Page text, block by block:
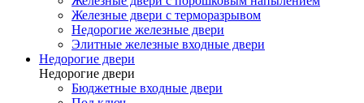
Железные двери с терморазрывом
Недорогие железные двери
Элитные железные входные двери
Недорогие двери
Недорогие двери
Бюджетные входные двери